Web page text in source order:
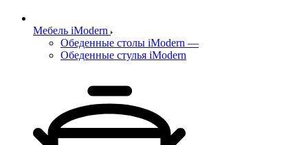
Мебель iModern
Обеденные столы iModern —
Обеденные стулья iModern